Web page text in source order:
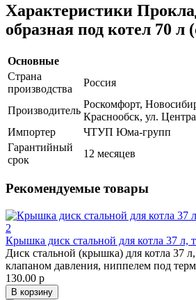
Характеристики
образная под котел 70 л
Основные
Страна
производства
Россия
Производитель
Роскомфорт,
Краснообск, ул.
Импортер
ЧТУП Юма-групп
Гарантийный
срок
12 месяцев
Рекомендуемые товары
Крышка диск стальной для котла 37 л,
Диск стальной (крышка) для котла 37
клапаном давления, ниппелем под
130.00 р
В корзину